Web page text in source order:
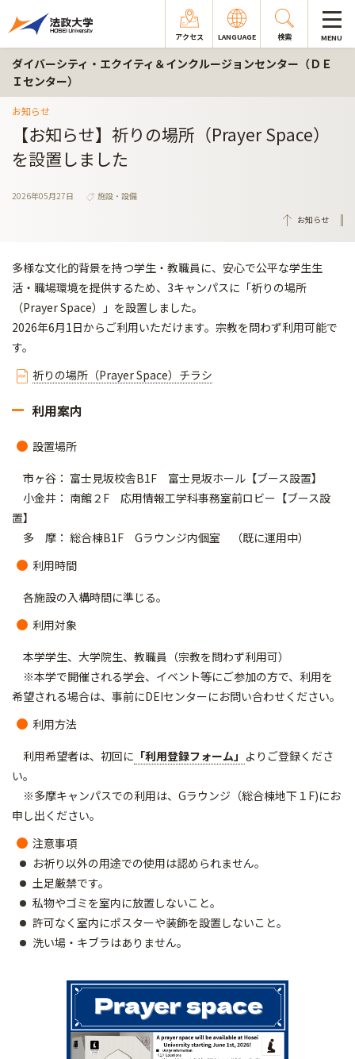
アクセス LANGUAGE 検索 MENU
ダイバーシティ・エクイティ＆インクルージョンセンター（ＤＥ
Ｉセンター）
お知らせ
【お知らせ】祈りの場所（Prayer Space）
を設置しました
2026年05月27日
施設・設備
お知らせ
多様な文化的背景を持つ学生・教職員に、安心で公平な学生生
活・職場環境を提供するため、3キャンパスに「祈りの場所
（Prayer Space）」を設置しました。
2026年6月1日からご利用いただけます。宗教を問わず利用可能で
す。
祈りの場所（Prayer Space）チラシ
利用案内
設置場所
市ヶ谷： 富士見坂校舎B1F 富士見坂ホール【ブース設置】
小金井： 南館２F 応用情報工学科事務室前ロビー【ブース設
置】
多 摩： 総合棟B1F Gラウンジ内個室 （既に運用中）
利用時間
各施設の入構時間に準じる。
利用対象
本学学生、大学院生、教職員（宗教を問わず利用可）
※本学で開催される学会、イベント等にご参加の方で、利用を
希望される場合は、事前にDEIセンターにお問い合わせください。
利用方法
利用希望者は、初回に 「利用登録フォーム」 よりご登録くださ
い。
※多摩キャンパスでの利用は、Gラウンジ（総合棟地下１F)にお
申し出ください。
注意事項
お祈り以外の用途での使用は認められません。
土足厳禁です。
私物やゴミを室内に放置しないこと。
許可なく室内にポスターや装飾を設置しないこと。
洗い場・キブラはありません。